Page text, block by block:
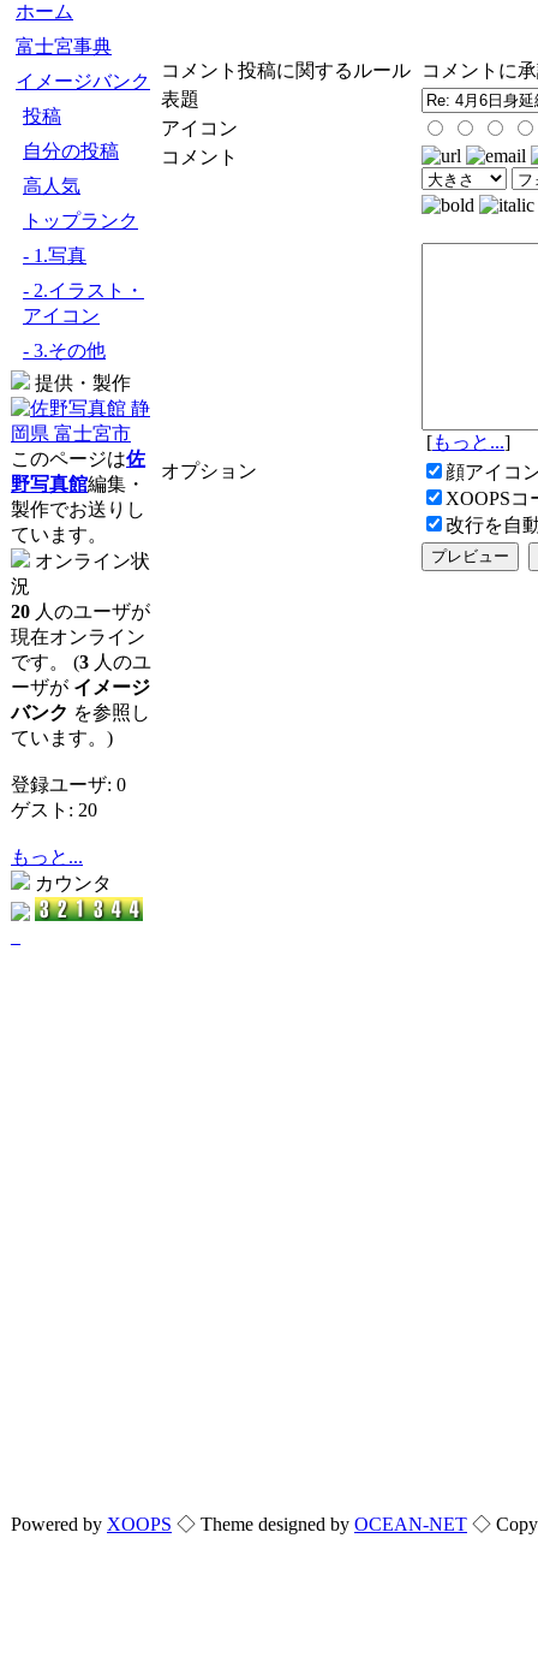
ホーム
富士宮事典
イメージバンク
投稿
自分の投稿
高人気
トップランク
- 1.写真
- 2.イラスト・
アイコン
- 3.その他
提供・製作
このページは佐
野写真館編集・
製作でお送りし
ています。
オンライン状
況
20 人のユーザが
現在オンライン
です。 (3 人のユ
ーザが イメージ
バンク を参照し
ています。)
登録ユーザ: 0
ゲスト: 20
もっと...
カウンタ
コメント投稿に関するルール
コメントに
表題
アイコン
コメント
[もっと...]
オプション
顔アイコ
XOOPSコ
改行を自
Powered by XOOPS ◇ Theme designed by OCEAN-NET ◇